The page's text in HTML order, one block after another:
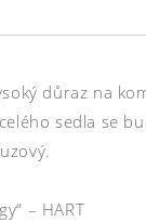
důraz na
sedla se
– HART